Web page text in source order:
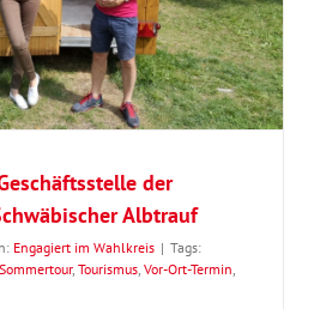
der
Albtrauf
Engagiert im Wahlkreis | Tags:
Sommertour, Tourismus Vor-Ort-Termin